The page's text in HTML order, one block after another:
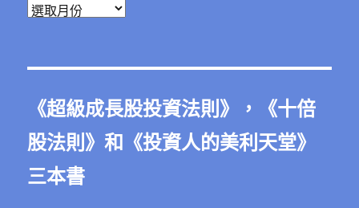
彙
《超級成長股投資法則 》，《十倍
股法則 》和《投資人的美利天堂》
三本書